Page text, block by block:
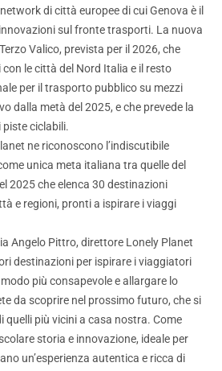
di città europee di cui Genova è il
sul fronte trasporti. La nuova
Valico, prevista per il 2026, che
le città del Nord Italia e il resto
per il trasporto pubblico su mezzi
dalla metà del 2025, e che prevede la
piste ciclabili.
ne riconoscono l’indiscutibile
unica meta italiana tra quelle del
2025 che elenca 30 destinazioni
e regioni, pronti a ispirare i viaggi
Angelo Pittro, direttore Lonely Planet
destinazioni per ispirare i viaggiatori
più consapevole e allargare lo
da scoprire nel prossimo futuro, che si
quelli più vicini a casa nostra. Come
storia e innovazione, ideale per
un’esperienza autentica e ricca di